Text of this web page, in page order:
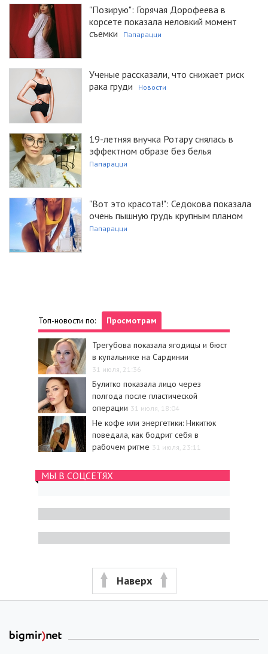
"Позирую": Горячая Дорофеева в
корсете показала неловкий момент
съемки
Папарацци
Ученые рассказали, что снижает риск
рака груди
Новости
19-летняя внучка Ротару снялась в
эффектном образе без белья
Папарацци
"Вот это красота!": Седокова показала
очень пышную грудь крупным планом
Папарацци
Топ-новости по: Просмотрам
Трегубова показала ягодицы и бюст
в купальнике на Сардинии
31 июля, 21:36
Булитко показала лицо через
полгода после пластической
операции 31 июля, 18:04
Не кофе или энергетики: Никитюк
поведала, как бодрит себя в
рабочем ритме 31 июля, 23:11
МЫ В СОЦСЕТЯХ
Наверх